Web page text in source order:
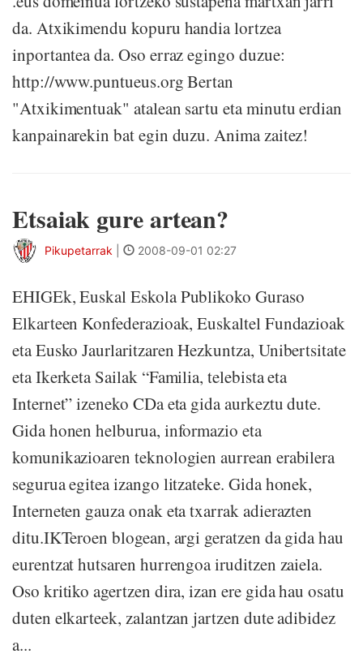
da. Atxikimendu kopuru handia lortzea
inportantea da. Oso erraz egingo duzue:
http://www.puntueus.org Bertan
"Atxikimentuak" atalean sartu eta minutu erdian
kanpainarekin bat egin duzu. Anima zaitez!
Etsaiak gure artean?
Pikupetarrak 2008-09-01 02:27
EHIGEk, Euskal Eskola Publikoko Guraso
Elkarteen Konfederazioak, Euskaltel Fundazioak
eta Eusko Jaurlaritzaren Hezkuntza, Unibertsitate
eta Ikerketa Sailak “Familia, telebista eta
Internet” izeneko CDa eta gida aurkeztu dute.
Gida honen helburua, informazio eta
komunikazioaren teknologien aurrean erabilera
segurua egitea izango litzateke. Gida honek,
Interneten gauza onak eta txarrak adierazten
ditu.IKTeroen blogean, argi geratzen da gida hau
eurentzat hutsaren hurrengoa iruditzen zaiela.
Oso kritiko agertzen dira, izan ere gida hau osatu
duten elkarteek, zalantzan jartzen dute adibidez
a...